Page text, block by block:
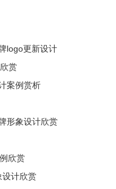
logo更新设计
赏
案例赏析
形象设计欣赏
欣赏
设计欣赏